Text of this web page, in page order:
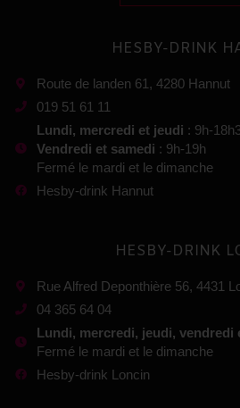
HESBY-DRINK
Route de landen 61, 4280 Hannut
019 51 61 11
Lundi, mercredi et jeudi : 9h-
Vendredi et samedi : 9h-19h
Fermé le mardi et le dimanche
Hesby-drink Hannut
HESBY-DRINK
Rue Alfred Deponthière 56, 4431
04 365 64 04
Lundi, mercredi, jeudi, vendredi
Fermé le mardi et le dimanche
Hesby-drink Loncin